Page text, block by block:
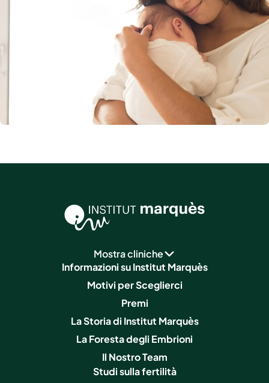
Mostra cliniche
Informazioni su Institut Marquès
Motivi per Sceglierci
Premi
La Storia di Institut Marquès
La Foresta degli Embrioni
Il Nostro Team
Studi sulla fertilità